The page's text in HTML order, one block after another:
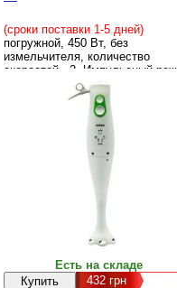
(сроки поставки 1-5 дней)
погружной, 450 Вт, без
измельчителя, количество
скоростей - 2, Импульсный
- есть, турборежим - есть, 360
80 х 60 мм, 0.5 кг, белый
Есть на складе
432грн